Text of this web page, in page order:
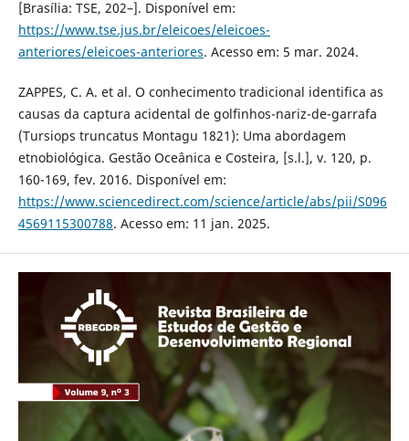
[Brasília: TSE, 202–]. Disponível em:
https://www.tse.jus.br/eleicoes/eleicoes-
anteriores/eleicoes-anteriores. Acesso em: 5 mar. 2024.
ZAPPES, C. A. et al. O conhecimento tradicional identifica as
causas da captura acidental de golfinhos-nariz-de-garrafa
(Tursiops truncatus Montagu 1821): Uma abordagem
etnobiológica. Gestão Oceânica e Costeira, [s.l.], v. 120, p.
160-169, fev. 2016. Disponível em:
https://www.sciencedirect.com/science/article/abs/pii/S096
4569115300788. Acesso em: 11 jan. 2025.